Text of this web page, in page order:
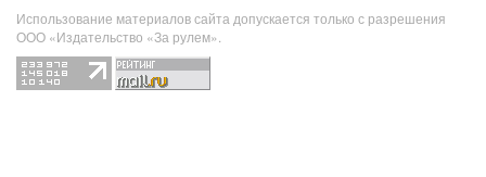
Использование материалов сайта допускается только с разрешения
ООО «Издательство «За рулем».